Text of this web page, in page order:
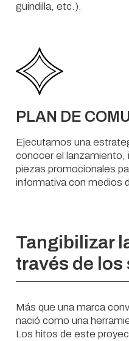
guindilla, etc.).
PLAN DE
Ejecutamos una
conocer el lanzamiento,
piezas promocionales
informativa con medios
Tangibilizar
través de los
Más que una marca
nació como una
Los hitos de este